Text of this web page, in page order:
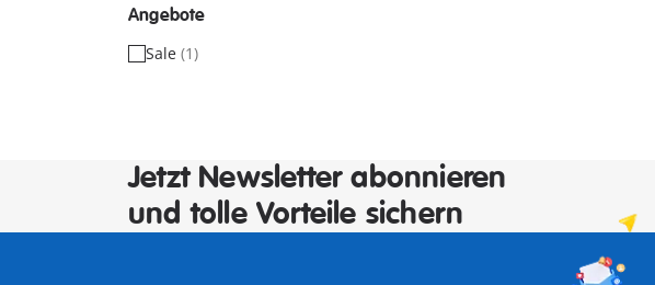
Angebote
Sale (1)
Jetzt Newsletter abonnieren
und tolle Vorteile sichern